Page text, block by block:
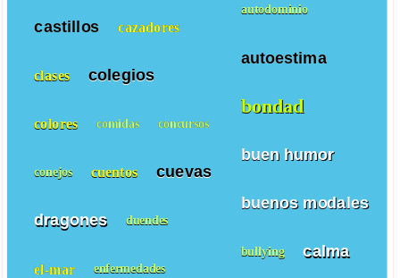
autodominio
autoestima
bondad
buen humor
buenos modales
bullying calma
castillos cazadores
clases colegios
colores comidas concursos
conejos cuentos cuevas
dragones duendes
el-mar enfermedades